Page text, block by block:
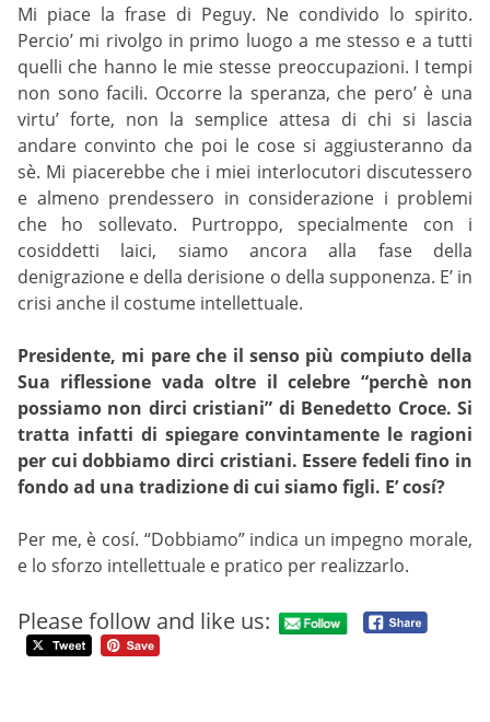
Mi piace la frase di Peguy. Ne condivido lo spirito.
Percio’ mi rivolgo in primo luogo a me stesso e a tutti
quelli che hanno le mie stesse preoccupazioni. I tempi
non sono facili. Occorre la speranza, che pero’ è una
virtu’ forte, non la semplice attesa di chi si lascia
andare convinto che poi le cose si aggiusteranno da
sè. Mi piacerebbe che i miei interlocutori discutessero
e almeno prendessero in considerazione i problemi
che ho sollevato. Purtroppo, specialmente con i
cosiddetti laici, siamo ancora alla fase della
denigrazione e della derisione o della supponenza. E’ in
crisi anche il costume intellettuale.
Presidente, mi pare che il senso più compiuto della
Sua riflessione vada oltre il celebre “perchè non
possiamo non dirci cristiani” di Benedetto Croce. Si
tratta infatti di spiegare convintamente le ragioni
per cui dobbiamo dirci cristiani. Essere fedeli fino in
fondo ad una tradizione di cui siamo figli. E’ cosí?
Per me, è cosí. “Dobbiamo” indica un impegno morale,
e lo sforzo intellettuale e pratico per realizzarlo.
Please follow and like us: